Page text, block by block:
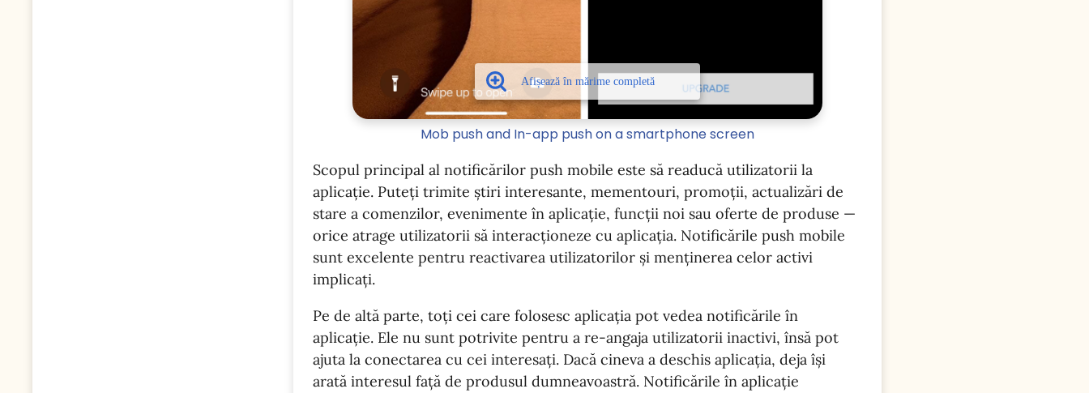
Mob push and In-app push on a smartphone screen
Scopul principal al notificărilor push mobile este să readucă utilizatorii la
aplicație. Puteți trimite știri interesante, mementouri, promoții, actualizări de
stare a comenzilor, evenimente în aplicație, funcții noi sau oferte de produse —
orice atrage utilizatorii să interacționeze cu aplicația. Notificările push mobile
sunt excelente pentru reactivarea utilizatorilor și menținerea celor activi
implicați.
Pe de altă parte, toți cei care folosesc aplicația pot vedea notificările în
aplicație. Ele nu sunt potrivite pentru a re-angaja utilizatorii inactivi, însă pot
ajuta la conectarea cu cei interesați. Dacă cineva a deschis aplicația, deja își
arată interesul față de produsul dumneavoastră. Notificările în aplicație